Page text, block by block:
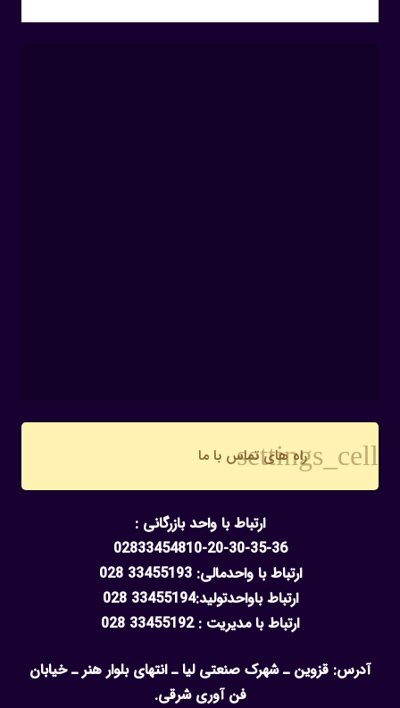
settings_cell
راه های تماس با ما
ارتباط با واحد بازرگانی :
02833454810-20-30-35-36
ارتباط با واحدمالی: 33455193 028
ارتباط باواحدتولید:33455194 028
ارتباط با مدیریت : 33455192 028
آدرس: قزوین ـ شهرک صنعتی لیا ـ انتهای بلوار هنر ـ خیابان
فن آوری شرقی.